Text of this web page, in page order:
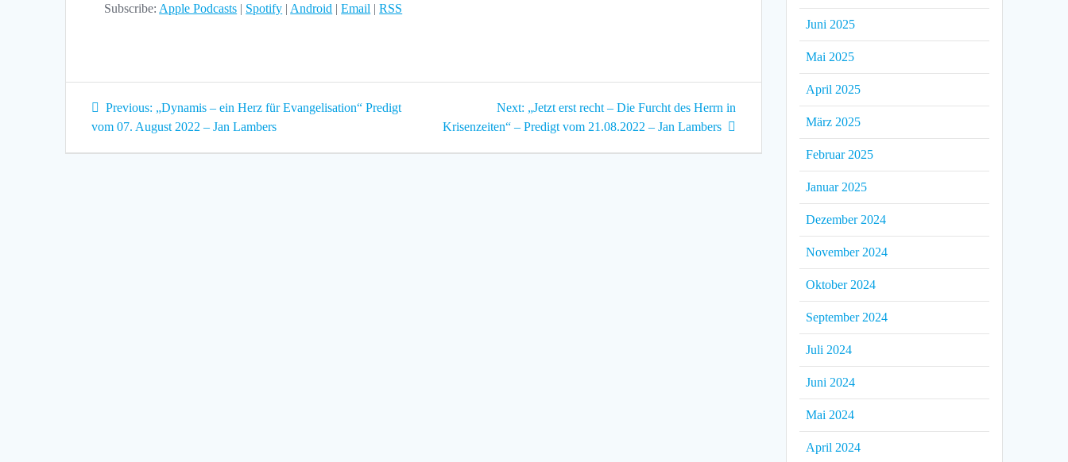
Subscribe: Apple Podcasts | Spotify | Android |Email |RSS
Beitragsnavigation
Previous:
Previous
post:
„Dynamis – ein Herz für Evangelisation“ Predigt
vom 07. August 2022 – Jan Lambers
Next:
Next
post:
„Jetzt erst recht – Die Furcht des Herrn in
Krisenzeiten“ – Predigt vom 21.08.2022 – Jan Lambers
Juni 2025
Mai 2025
April 2025
März 2025
Februar 2025
Januar 2025
Dezember 2024
November 2024
Oktober 2024
September 2024
Juli 2024
Juni 2024
Mai 2024
April 2024